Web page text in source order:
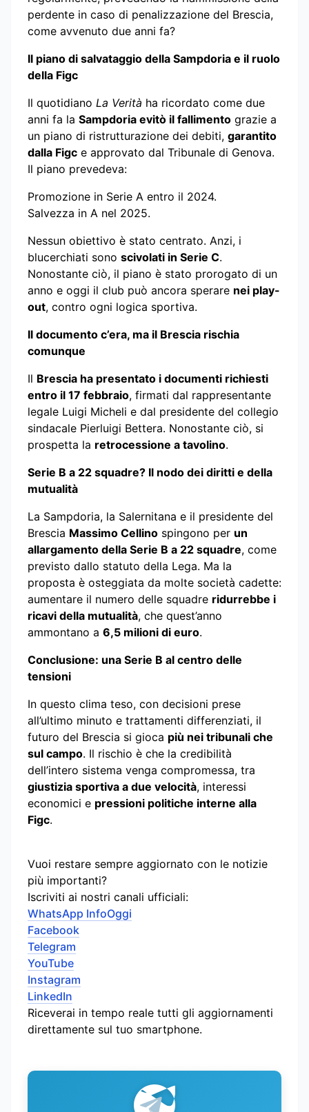
perdente in caso di penalizzazione del Brescia,
come avvenuto due anni fa?
Il piano di salvataggio della Sampdoria e il ruolo
della Figc
Il quotidiano La Verità ha ricordato come due
anni fa la Sampdoria evitò il fallimento grazie a
un piano di ristrutturazione dei debiti, garantito
dalla Figc e approvato dal Tribunale di Genova.
Il piano prevedeva:
Promozione in Serie A entro il 2024.
Salvezza in A nel 2025.
Nessun obiettivo è stato centrato. Anzi, i
blucerchiati sono scivolati in Serie C.
Nonostante ciò, il piano è stato prorogato di un
anno e oggi il club può ancora sperare nei play-
out, contro ogni logica sportiva.
Il documento c’era, ma il Brescia rischia
comunque
Il Brescia ha presentato i documenti richiesti
entro il 17 febbraio, firmati dal rappresentante
legale Luigi Micheli e dal presidente del collegio
sindacale Pierluigi Bettera. Nonostante ciò, si
prospetta la retrocessione a tavolino.
Serie B a 22 squadre? Il nodo dei diritti e della
mutualità
La Sampdoria, la Salernitana e il presidente del
Brescia Massimo Cellino spingono per un
allargamento della Serie B a 22 squadre, come
previsto dallo statuto della Lega. Ma la
proposta è osteggiata da molte società cadette:
aumentare il numero delle squadre ridurrebbe i
ricavi della mutualità, che quest’anno
ammontano a 6,5 milioni di euro.
Conclusione: una Serie B al centro delle
tensioni
In questo clima teso, con decisioni prese
all’ultimo minuto e trattamenti differenziati, il
futuro del Brescia si gioca più nei tribunali che
sul campo. Il rischio è che la credibilità
dell’intero sistema venga compromessa, tra
giustizia sportiva a due velocità, interessi
economici e pressioni politiche interne alla
Figc.
Vuoi restare sempre aggiornato con le notizie
più importanti?
Iscriviti ai nostri canali ufficiali:
WhatsApp InfoOggi
Facebook
Telegram
YouTube
Instagram
LinkedIn
Riceverai in tempo reale tutti gli aggiornamenti
direttamente sul tuo smartphone.